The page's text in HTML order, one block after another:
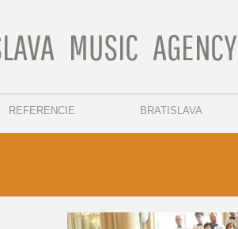
REFERENCIE BRATISLAVA